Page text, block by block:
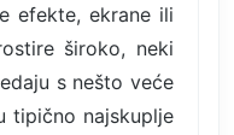
efekte, ekrane ili
široko, neki
s nešto veće
tipično najskuplje